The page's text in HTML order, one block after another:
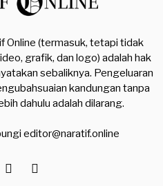
Online (termasuk, tetapi tidak
grafik, dan logo) adalah hak
sebaliknya. Pengeluaran
kandungan tanpa
dahulu adalah dilarang.
editor@naratif.online